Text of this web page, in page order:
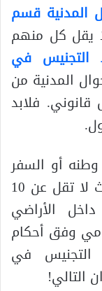
المدنية قسم
لا يقل كل منهم
التجنيس في
المدنية من
فلابد
أو السفر
إلى أي دولة أجنبية دون شرط. حيث لا تقل عن 10
الأراضي
وفق أحكام
في